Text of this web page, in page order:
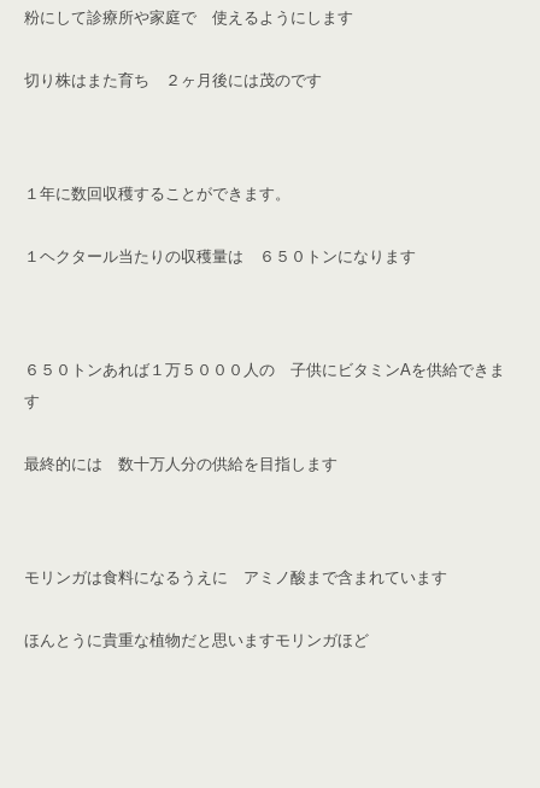
粉にして診療所や家庭で 使えるようにします
切り株はまた育ち ２ヶ月後には茂のです
１年に数回収穫することができます。
１ヘクタール当たりの収穫量は ６５０トンになります
６５０トンあれば１万５０００人の 子供にビタミンAを供給できま
す
最終的には 数十万人分の供給を目指します
モリンガは食料になるうえに アミノ酸まで含まれています
ほんとうに貴重な植物だと思いますモリンガほど